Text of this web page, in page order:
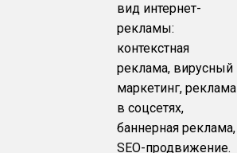
вид интернет-
рекламы:
контекстная
реклама, вирусный
маркетинг, реклама
в соцсетях,
баннерная реклама,
SEO-продвижение.